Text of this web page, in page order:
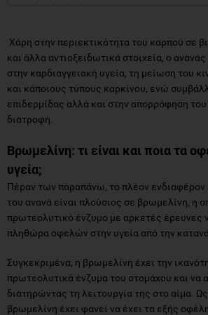
Χάρη στην περιεκτικότητα του καρπού σε
και άλλα αντιοξειδωτικά στοιχεία, ο
στην καρδιαγγειακή υγεία, τη μείωση του
και κάποιους τύπους καρκίνου, ενώ
επιδερμίδας αλλά και στην απορρόφηση
διατροφή.
Βρωμελίνη: τι είναι και ποια τα
υγεία;
Πέραν των παραπάνω, το πλέον ενδιαφέρον
του ανανά είναι πλούσιος σε βρωμελίνη, η
πρωτεολυτικό ένζυμο με αρκετές έρευνες
πληθώρα οφελών στην υγεία από την
Συγκεκριμένα, η βρωμελίνη έχει την
πρωτεολυτικά ένζυμα του στομάχου και να
διατηρώντας τη λειτουργία της στο αίμα.
βρωμελίνη έχει φανεί να έχει τα εξής